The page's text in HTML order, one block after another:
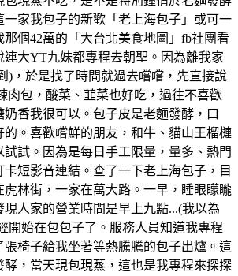
一家我包子的新歡「老上海包子」或可一
個42萬的「大台北美食地圖」fb社團看
連大YT九妹都專程去朝聖。因為離我家
)，於是找了時間就過去嚐嚐，先直接說
肉包，酸菜、韮菜也好吃，過往不喜歡
香我很可以。包子皮是老麵發酵，口
的。喜歡嚐鮮的朋友，和牛、貓山王榴槤
試。因為是每日手工限量，量多、熱門
卡短影音連結。查了一下老上海包子，目
虎林街，一家在萬大路。一早，睡眼矇矓
人家的營業時間是早上九點...(我以為
開始在包包子了。服務人員知道我專程
張椅子給我坐著等熱騰騰的包子出爐。這
酵，當天現包現蒸，這也是我專程來探探